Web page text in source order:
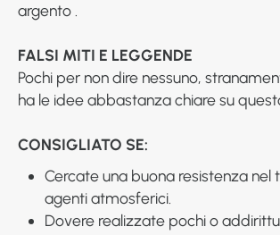
argento .
FALSI MITI E LEGGENDE
Pochi per non dire nessuno,
ha le idee abbastanza chiare su
CONSIGLIATO SE:
Cercate una buona resistenza nel
agenti atmosferici.
Dovere realizzate pochi o